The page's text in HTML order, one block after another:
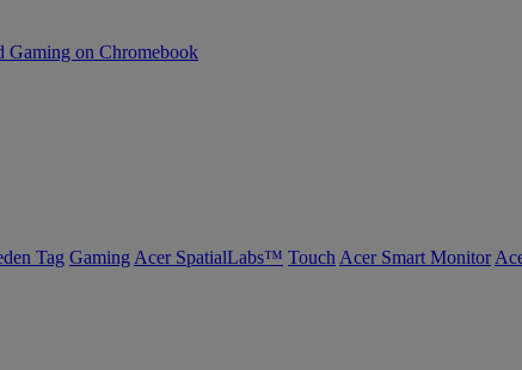
Gaming on Chromebook
Tag Gaming Acer SpatialLabs™ Touch Acer Smart Monitor